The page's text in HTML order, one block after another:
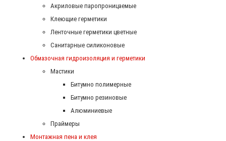
Акриловые паропроницаемые
Клеющие герметики
Ленточные герметики цветные
Санитарные силиконовые
Обмазочная гидроизоляция и герметики
Мастики
Битумно полимерные
Битумно резиновые
Алюминиевые
Праймеры
Монтажная пена и клея